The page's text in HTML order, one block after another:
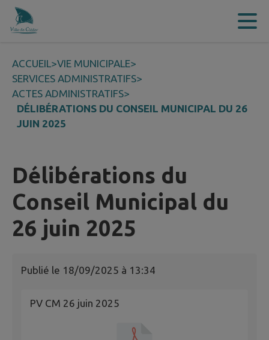
Contenu
ACCUEIL>VIE MUNICIPALE>
SERVICES ADMINISTRATIFS>
ACTES ADMINISTRATIFS>
DÉLIBÉRATIONS DU CONSEIL MUNICIPAL DU 26
JUIN 2025
Délibérations du
Conseil Municipal du
26 juin 2025
Publié le 18/09/2025 à 13:34
PV CM 26 juin 2025